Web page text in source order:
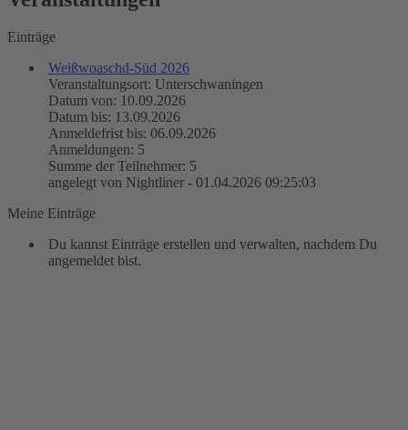
Einträge
Weißwoaschd-Süd 2026
Veranstaltungsort: Unterschwaningen
Datum von: 10.09.2026
Datum bis: 13.09.2026
Anmeldefrist bis: 06.09.2026
Anmeldungen: 5
Summe der Teilnehmer: 5
angelegt von Nightliner - 01.04.2026 09:25:03
Meine Einträge
Du kannst Einträge erstellen und verwalten, nachdem Du
angemeldet bist.